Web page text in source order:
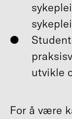
utvikle
For å være